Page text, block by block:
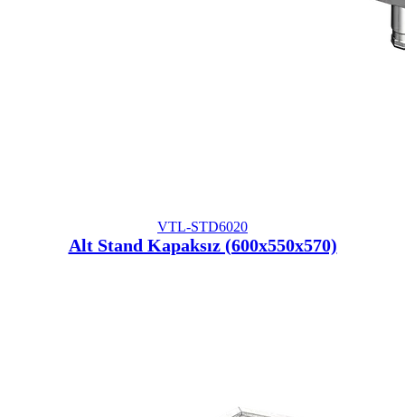
VTL-STD6020
Alt Stand Kapaksız (600x550x570)